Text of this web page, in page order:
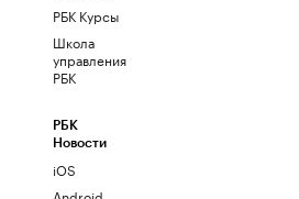
РБК Курсы
Школа
управления
РБК
РБК
Новости
iOS